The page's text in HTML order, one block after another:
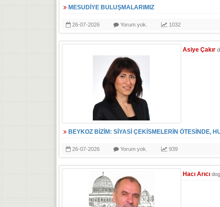
MESUDİYE BULUŞMALARIMIZ
26-07-2026 Yorum yok. 1032
Asiye Çakır
BEYKOZ BİZİM: SİYASİ ÇEKİSMELERİN ÖTESİNDE,
26-07-2026 Yorum yok. 939
Hacı Arıcı